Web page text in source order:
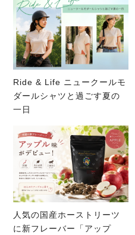
Ride & Life ニュークールモ
ダールシャツと過ごす夏の
一日
人気の国産ホーストリーツ
に新フレーバー「アップ